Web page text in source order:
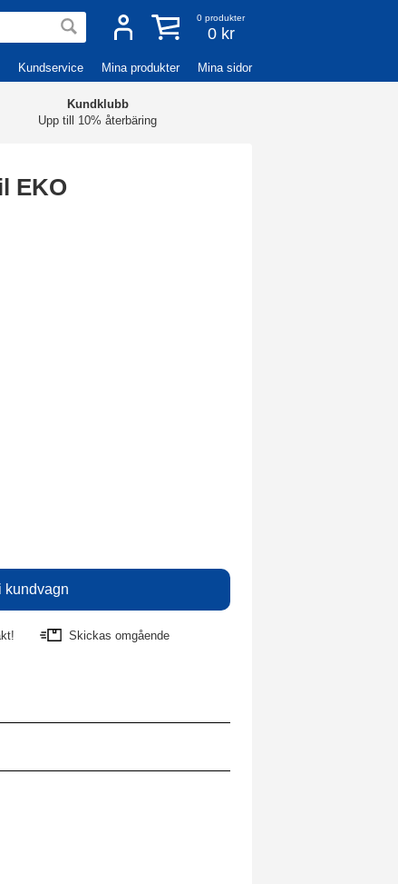
0 produkter
0 kr
Kundservice Mina produkter Mina sidor
Kundklubb
Upp till 10% återbäring
EKO
Skickas omgående